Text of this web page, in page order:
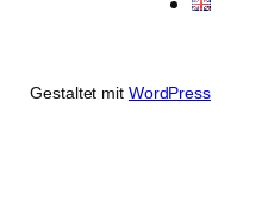
Gestaltet mit WordPress